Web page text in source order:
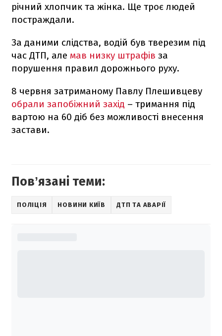
річний хлопчик та жінка. Ще троє людей
постраждали.
За даними слідства, водій був тверезим під
час ДТП, але мав низку штрафів за
порушення правил дорожнього руху.
8 червня затриманому Павлу Плешивцеву
обрали запобіжний захід – тримання під
вартою на 60 діб без можливості внесення
застави.
Повʼязані теми:
ПОЛІЦІЯ НОВИНИ КИЇВ ДТП ТА АВАРІЇ